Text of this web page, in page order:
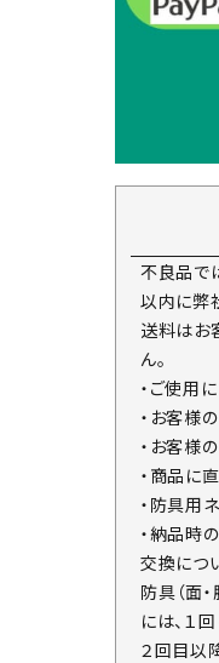
不良品で
以内に弊
送料はお
ん。
・ご使用
・お客様
・お客様
・商品に
・防具用
・納品時
交換につ
防具（面
には、１
２回目以